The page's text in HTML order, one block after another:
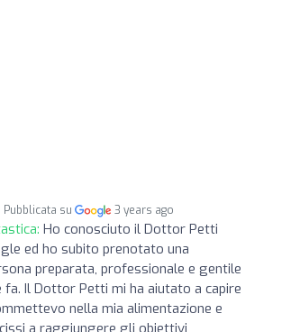
Pubblicata su 3 years ago
Ho conosciuto il Dottor Petti
ed ho subito prenotato una
preparata, professionale e gentile
fa. Il Dottor Petti mi ha aiutato a capire
nella mia alimentazione e
a raggiungere gli obiettivi